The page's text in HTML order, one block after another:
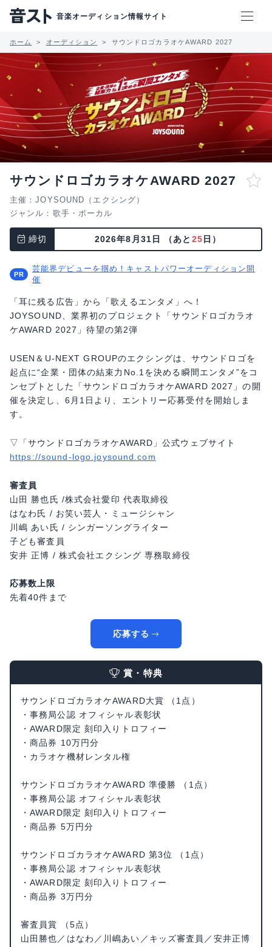
音楽オーディション情報サイト
ホーム オーディション サウンドロゴカラオケAWARD 2027
サウンドロゴカラオケAWARD 2027
主催：JOYSOUND（エクシング）
ジャンル： 歌手・ボーカル
締切 2026年8月31日 （あと 25 日）
芸能界デビューを掴め！キャストパワーオーディション開
催
「耳に残る広告」から「歌えるエンタメ」へ！
JOYSOUND、業界初のプロジェクト「サウンドロゴカラオ
ケAWARD 2027」待望の第2弾
USEN＆U-NEXT GROUPのエクシングは、サウンドロゴを
起点に“企業・団体の結束力No.1を決める瞬間エンタメ”をコ
ンセプトとした「サウンドロゴカラオケAWARD 2027」の開
催を決定し、6月1日より、エントリー応募受付を開始しま
す。
▽「サウンドロゴカラオケAWARD」公式ウェブサイト
https://sound-logo.joysound.com
審査員
山田 勝也氏 /株式会社愛印 代表取締役
はなわ氏 / お笑い芸人・ミュージシャン
川嶋 あい氏 / シンガーソングライター
子ども審査員
安井 正博 / 株式会社エクシング 専務取締役
応募数上限
先着40件まで
応募する
賞・特典
サウンドロゴカラオケAWARD大賞 （1点）
・事務局公認 オフィシャル表彰状
・AWARD限定 刻印入りトロフィー
・商品券 10万円分
・カラオケ機材レンタル権
サウンドロゴカラオケAWARD 準優勝 （1点）
・事務局公認 オフィシャル表彰状
・AWARD限定 刻印入りトロフィー
・商品券 5万円分
サウンドロゴカラオケAWARD 第3位 （1点）
・事務局公認 オフィシャル表彰状
・AWARD限定 刻印入りトロフィー
・商品券 3万円分
審査員賞 （5点）
山田勝也／はなわ／川嶋あい／キッズ審査員／安井正博